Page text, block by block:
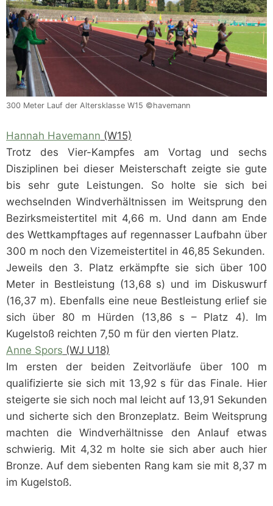
300 Meter Lauf der Altersklasse W15 ©havemann
Hannah Havemann (W15)
Trotz des Vier-Kampfes am Vortag und sechs
Disziplinen bei dieser Meisterschaft zeigte sie gute
bis sehr gute Leistungen. So holte sie sich bei
wechselnden Windverhältnissen im Weitsprung den
Bezirksmeistertitel mit 4,66 m. Und dann am Ende
des Wettkampftages auf regennasser Laufbahn über
300 m noch den Vizemeistertitel in 46,85 Sekunden.
Jeweils den 3. Platz erkämpfte sie sich über 100
Meter in Bestleistung (13,68 s) und im Diskuswurf
(16,37 m). Ebenfalls eine neue Bestleistung erlief sie
sich über 80 m Hürden (13,86 s – Platz 4). Im
Kugelstoß reichten 7,50 m für den vierten Platz.
Anne Spors (WJ U18)
Im ersten der beiden Zeitvorläufe über 100 m
qualifizierte sie sich mit 13,92 s für das Finale. Hier
steigerte sie sich noch mal leicht auf 13,91 Sekunden
und sicherte sich den Bronzeplatz. Beim Weitsprung
machten die Windverhältnisse den Anlauf etwas
schwierig. Mit 4,32 m holte sie sich aber auch hier
Bronze. Auf dem siebenten Rang kam sie mit 8,37 m
im Kugelstoß.